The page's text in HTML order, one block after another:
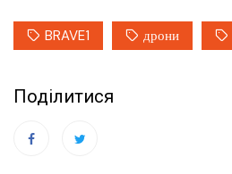
BRAVE1 дрони
Поділитися